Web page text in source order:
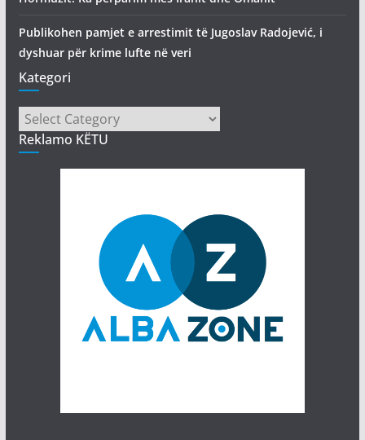
Publikohen pamjet e arrestimit të Jugoslav Radojević, i
dyshuar për krime lufte në veri
Kategori
Kategori
Reklamo KËTU